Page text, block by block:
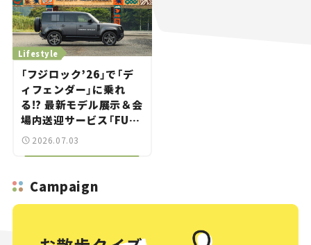
Lifestyle
「フジロック’26」で「デ
ィフェンダー」に乗れ
る!? 最新モデル展示＆会
場内送迎サービス「FUJI
ROCK go round」で冒
2026.07.03
Campaign